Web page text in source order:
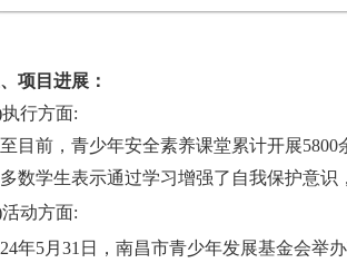
项目进展：
执行方面:
目前，青少年安全素养课堂累计开展
数学生表示通过学习增强了自我保护意识
活动方面:
年5月31日，南昌市青少年发展基金会举